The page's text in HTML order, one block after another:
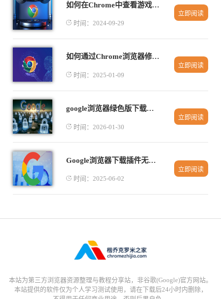
如何在Chrome中查看游戏开发者控制台
时间：2024-09-29
立即阅读
如何通过Chrome浏览器修改启动时显示的主页设置
时间：2025-01-09
立即阅读
google浏览器绿色版下载与安装方法
时间：2026-01-30
立即阅读
Google浏览器下载插件无法安装的详细排查流程
时间：2025-06-02
立即阅读
本站为第三方浏览器资源整理与教程分享站，非谷歌(Google)官方网站。
本站提供的软件仅为个人学习测试使用，请在下载后24小时内删除，